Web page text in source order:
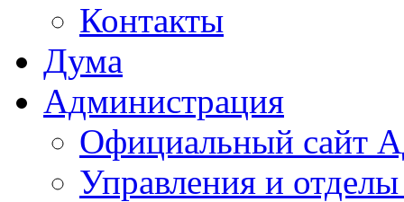
Контакты
Дума
Администрация
Официальный сайт
Управления и